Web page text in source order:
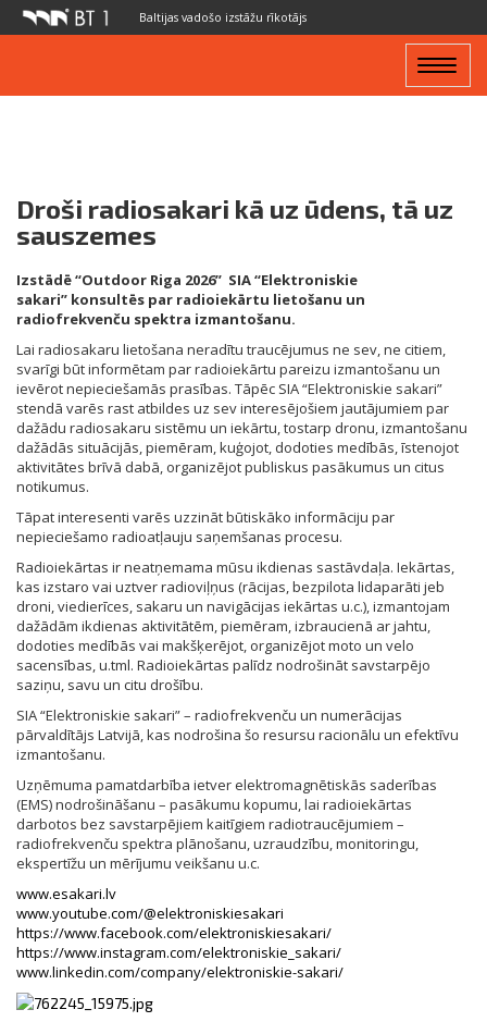
Baltijas vadošo izstāžu rīkotājs
Toggle
Droši radiosakari kā uz ūdens, tā uz
sauszemes
Izstādē “Outdoor Riga 2026” SIA “Elektroniskie
sakari” konsultēs par radioiekārtu lietošanu un
radiofrekvenču spektra izmantošanu.
Lai radiosakaru lietošana neradītu traucējumus ne sev, ne citiem,
svarīgi būt informētam par radioiekārtu pareizu izmantošanu un
ievērot nepieciešamās prasības. Tāpēc SIA “Elektroniskie sakari”
stendā varēs rast atbildes uz sev interesējošiem jautājumiem par
dažādu radiosakaru sistēmu un iekārtu, tostarp dronu, izmantošanu
dažādās situācijās, piemēram, kuģojot, dodoties medībās, īstenojot
aktivitātes brīvā dabā, organizējot publiskus pasākumus un citus
notikumus.
Tāpat interesenti varēs uzzināt būtiskāko informāciju par
nepieciešamo radioatļauju saņemšanas procesu.
Radioiekārtas ir neatņemama mūsu ikdienas sastāvdaļa. Iekārtas,
kas izstaro vai uztver radioviļņus (rācijas, bezpilota lidaparāti jeb
droni, viedierīces, sakaru un navigācijas iekārtas u.c.), izmantojam
dažādām ikdienas aktivitātēm, piemēram, izbraucienā ar jahtu,
dodoties medībās vai makšķerējot, organizējot moto un velo
sacensības, u.tml. Radioiekārtas palīdz nodrošināt savstarpējo
saziņu, savu un citu drošību.
SIA “Elektroniskie sakari” – radiofrekvenču un numerācijas
pārvaldītājs Latvijā, kas nodrošina šo resursu racionālu un efektīvu
izmantošanu.
Uzņēmuma pamatdarbība ietver elektromagnētiskās saderības
(EMS) nodrošināšanu – pasākumu kopumu, lai radioiekārtas
darbotos bez savstarpējiem kaitīgiem radiotraucējumiem –
radiofrekvenču spektra plānošanu, uzraudzību, monitoringu,
ekspertīžu un mērījumu veikšanu u.c.
www.esakari.lv
www.youtube.com/@elektroniskiesakari
https://www.facebook.com/elektroniskiesakari/
https://www.instagram.com/elektroniskie_sakari/
www.linkedin.com/company/elektroniskie-sakari/